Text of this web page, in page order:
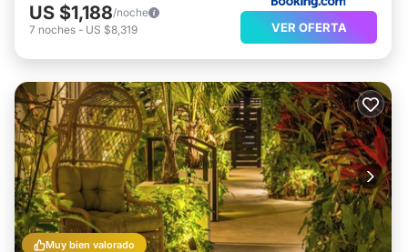
US $1,188/noche
7 noches - US $8,319 VER OFERTA
Muy bien valorado